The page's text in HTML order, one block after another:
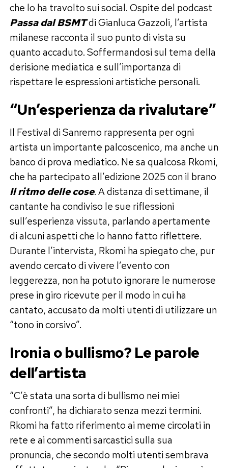
che lo ha travolto sui social. Ospite del podcast
Passa dal BSMTdi Gianluca Gazzoli, l’artista
milanese racconta il suo punto di vista su
quanto accaduto. Soffermandosi sul tema della
derisione mediatica e sull’importanza di
rispettare le espressioni artistiche personali.
“Un’esperienza da rivalutare”
Il Festival di Sanremo rappresenta per ogni
artista un importante palcoscenico, ma anche un
banco di prova mediatico. Ne sa qualcosa Rkomi,
che ha partecipato all’edizione 2025 con il brano
Il ritmo delle cose. A distanza di settimane, il
cantante ha condiviso le sue riflessioni
sull’esperienza vissuta, parlando apertamente
di alcuni aspetti che lo hanno fatto riflettere.
Durante l’intervista, Rkomi ha spiegato che, pur
avendo cercato di vivere l’evento con
leggerezza, non ha potuto ignorare le numerose
prese in giro ricevute per il modo in cui ha
cantato, accusato da molti utenti di utilizzare un
“tono in corsivo”.
Ironia o bullismo? Le parole
dell’artista
“C’è stata una sorta di bullismo nei miei
confronti”, ha dichiarato senza mezzi termini.
Rkomi ha fatto riferimento ai meme circolati in
rete e ai commenti sarcastici sulla sua
pronuncia, che secondo molti utenti sembrava